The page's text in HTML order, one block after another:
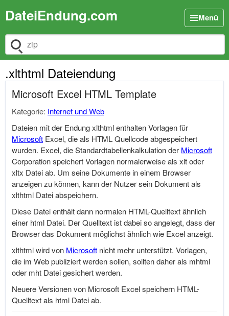
DateiEndung.com Menü
Dateiendung suchen
.xlthtml Dateiendung
Microsoft Excel HTML Template
Kategorie: Internet und Web
Dateien mit der Endung xlthtml enthalten Vorlagen für
Microsoft Excel, die als HTML Quellcode abgespeichert
wurden. Excel, die Standardtabellenkalkulation der Microsoft
Corporation speichert Vorlagen normalerweise als xlt oder
xltx Datei ab. Um seine Dokumente in einem Browser
anzeigen zu können, kann der Nutzer sein Dokument als
xlthtml Datei abspeichern.
Diese Datei enthält dann normalen HTML-Quelltext ähnlich
einer html Datei. Der Quelltext ist dabei so angelegt, dass der
Browser das Dokument möglichst ähnlich wie Excel anzeigt.
xlthtml wird von Microsoft nicht mehr unterstützt. Vorlagen,
die im Web publiziert werden sollen, sollten daher als mhtml
oder mht Datei gesichert werden.
Neuere Versionen von Microsoft Excel speichern HTML-
Quelltext als html Datei ab.